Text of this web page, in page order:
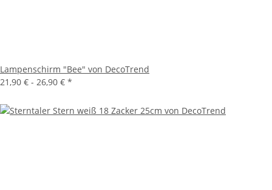
Lampenschirm "Bee" von DecoTrend
21,90 € - 26,90 € *